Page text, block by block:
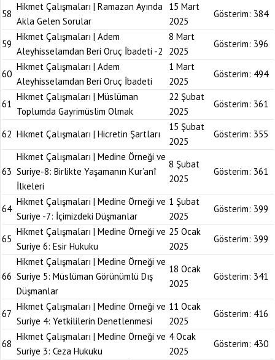
58
Hikmet Çalışmaları | Ramazan Ayında
Akla Gelen Sorular
15 Mart
2025
Gösterim: 384
59
Hikmet Çalışmaları | Adem
Aleyhisselamdan Beri Oruç İbadeti -2
8 Mart
2025
Gösterim: 396
60
Hikmet Çalışmaları | Adem
Aleyhisselamdan Beri Oruç İbadeti
1 Mart
2025
Gösterim: 494
61
Hikmet Çalışmaları | Müslüman
Toplumda Gayrimüslim Olmak
22 Şubat
2025
Gösterim: 361
62 Hikmet Çalışmaları | Hicretin Şartları
15 Şubat
2025
Gösterim: 355
63
Hikmet Çalışmaları | Medine Örneği ve
Suriye-8: Birlikte Yaşamanın Kur’anî
İlkeleri
8 Şubat
2025
Gösterim: 361
64
Hikmet Çalışmaları | Medine Örneği ve
Suriye -7: İçimizdeki Düşmanlar
1 Şubat
2025
Gösterim: 399
65
Hikmet Çalışmaları | Medine Örneği ve
Suriye 6: Esir Hukuku
25 Ocak
2025
Gösterim: 399
66
Hikmet Çalışmaları | Medine Örneği ve
Suriye 5: Müslüman Görünümlü Dış
Düşmanlar
18 Ocak
2025
Gösterim: 341
67
Hikmet Çalışmaları | Medine Örneği ve
Suriye 4: Yetkililerin Denetlenmesi
11 Ocak
2025
Gösterim: 416
68
Hikmet Çalışmaları | Medine Örneği ve
Suriye 3: Ceza Hukuku
4 Ocak
2025
Gösterim: 430